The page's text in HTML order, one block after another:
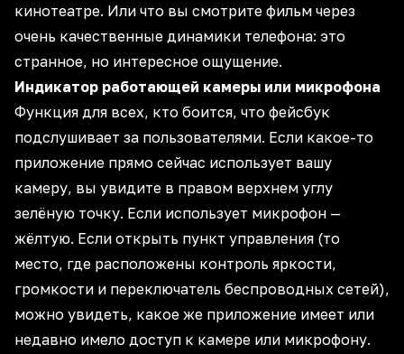
кинотеатре. Или что вы смотрите фильм через
очень качественные динамики телефона: это
странное, но интересное ощущение.
Индикатор работающей камеры или микрофона
Функция для всех, кто боится, что фейсбук
подслушивает за пользователями. Если какое-то
приложение прямо сейчас использует вашу
камеру, вы увидите в правом верхнем углу
зелёную точку. Если использует микрофон —
жёлтую. Если открыть пункт управления (то
место, где расположены контроль яркости,
громкости и переключатель беспроводных сетей),
можно увидеть, какое же приложение имеет или
недавно имело доступ к камере или микрофону.